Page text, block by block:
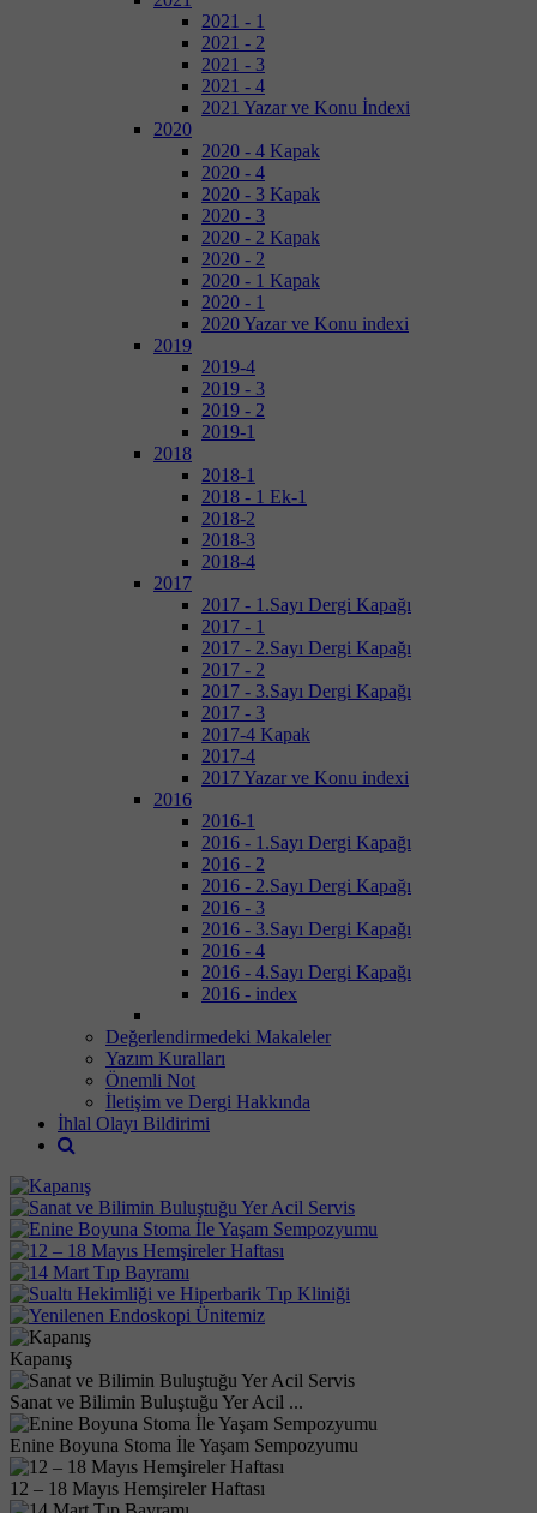
2021 - 1
2021 - 2
2021 - 3
2021 - 4
2021 Yazar ve Konu İndexi
2020
2020 - 4 Kapak
2020 - 4
2020 - 3 Kapak
2020 - 3
2020 - 2 Kapak
2020 - 2
2020 - 1 Kapak
2020 - 1
2020 Yazar ve Konu indexi
2019
2019-4
2019 - 3
2019 - 2
2019-1
2018
2018-1
2018 - 1 Ek-1
2018-2
2018-3
2018-4
2017
2017 - 1.Sayı Dergi Kapağı
2017 - 1
2017 - 2.Sayı Dergi Kapağı
2017 - 2
2017 - 3.Sayı Dergi Kapağı
2017 - 3
2017-4 Kapak
2017-4
2017 Yazar ve Konu indexi
2016
2016-1
2016 - 1.Sayı Dergi Kapağı
2016 - 2
2016 - 2.Sayı Dergi Kapağı
2016 - 3
2016 - 3.Sayı Dergi Kapağı
2016 - 4
2016 - 4.Sayı Dergi Kapağı
2016 - index
Değerlendirmedeki Makaleler
Yazım Kuralları
Önemli Not
İletişim ve Dergi Hakkında
İhlal Olayı Bildirimi
Kapanış
Sanat ve Bilimin Buluştuğu Yer Acil ...
Enine Boyuna Stoma İle Yaşam Sempozyumu
12 – 18 Mayıs Hemşireler Haftası